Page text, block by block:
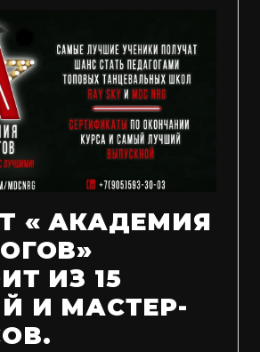
« АКАДЕМИЯ
ИЗ 15
И МАСТЕР-